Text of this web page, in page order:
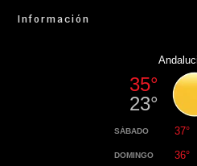
Información